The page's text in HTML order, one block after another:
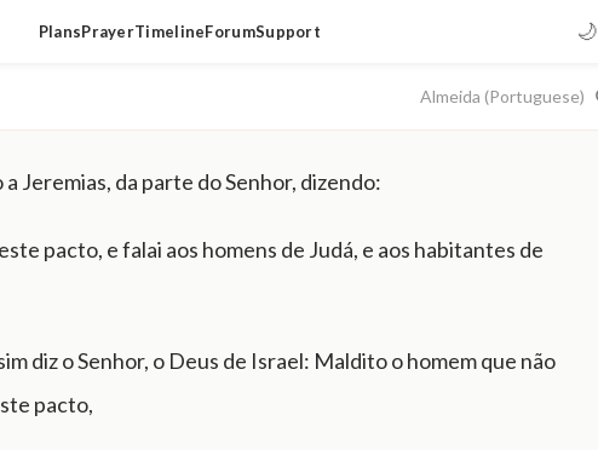
PlansPrayerTimelineForumSupport 🌙
Almeida (Portuguese)
Jeremias, da parte do Senhor, dizendo:
pacto, e falai aos homens de Judá, e aos habitantes de
diz o Senhor, o Deus de Israel: Maldito o homem que não
pacto,